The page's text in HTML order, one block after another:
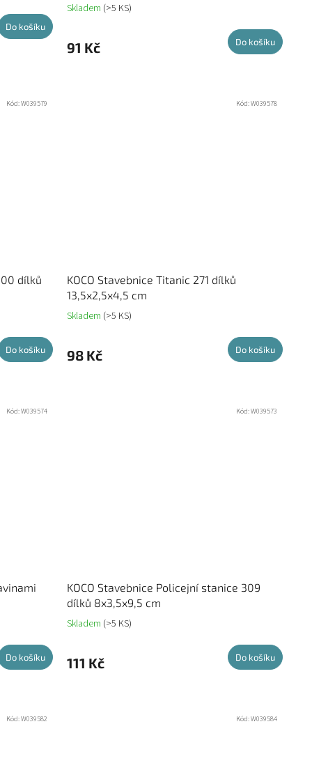
Do košíku
Skladem (>5 KS)
91 Kč Do košíku
dílků
Do košíku
Kód:W039579
KOCO Stavebnice Titanic 271 dílků
13,5x2,5x4,5 cm
Skladem (>5 KS)
98 Kč Do košíku
Kód:W039578
Do košíku
Kód:W039574
KOCO Stavebnice Policejní stanice 309
dílků 8x3,5x9,5 cm
Skladem (>5 KS)
111 Kč Do košíku
Kód:W039573
Kód:W039582 Kód:W039584